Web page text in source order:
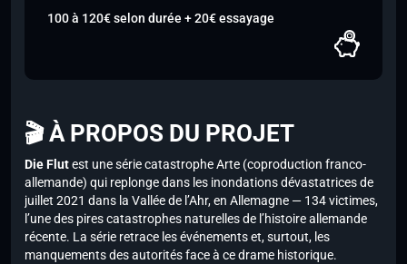
100 à 120€ selon durée + 20€ essayage
🎬 À PROPOS DU PROJET
Die Flutest une série catastrophe Arte (coproduction franco-
allemande) qui replonge dans les inondations dévastatrices de
juillet 2021 dans la Vallée de l’Ahr, en Allemagne — 134 victimes,
l’une des pires catastrophes naturelles de l’histoire allemande
récente. La série retrace les événements et, surtout, les
manquements des autorités face à ce drame historique.